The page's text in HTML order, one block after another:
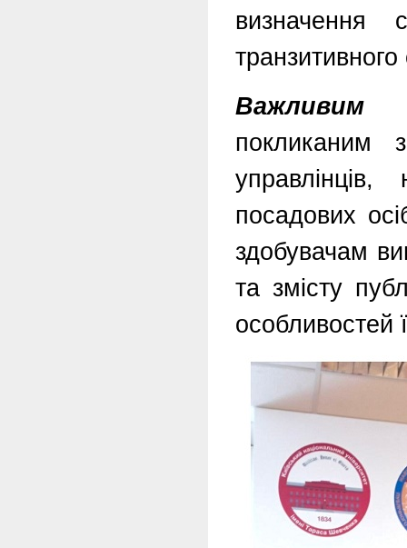
визначення
транзитивного
Важливим
покликаним
посадових
здобувачам
та змісту
особливостей